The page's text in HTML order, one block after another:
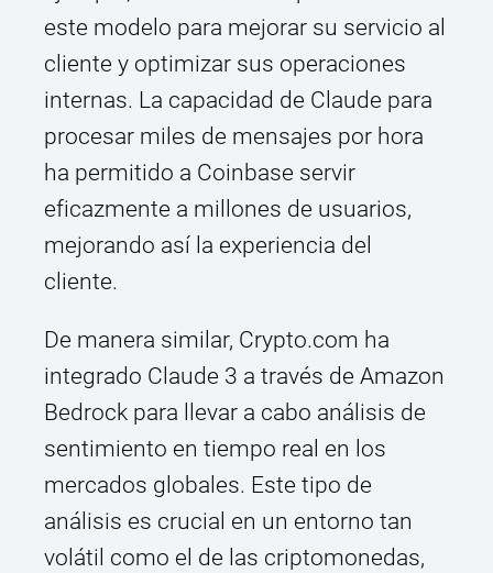
este modelo para mejorar su servicio al
cliente y optimizar sus operaciones
internas. La capacidad de Claude para
procesar miles de mensajes por hora
ha permitido a Coinbase servir
eficazmente a millones de usuarios,
mejorando así la experiencia del
cliente.
De manera similar, Crypto.com ha
integrado Claude 3 a través de Amazon
Bedrock para llevar a cabo análisis de
sentimiento en tiempo real en los
mercados globales. Este tipo de
análisis es crucial en un entorno tan
volátil como el de las criptomonedas,